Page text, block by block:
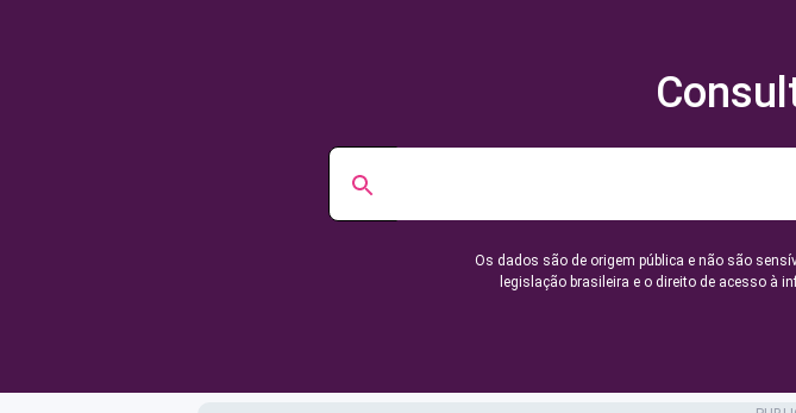
Os dados são de origem pública e não são
legislação brasileira e o direito de acesso à